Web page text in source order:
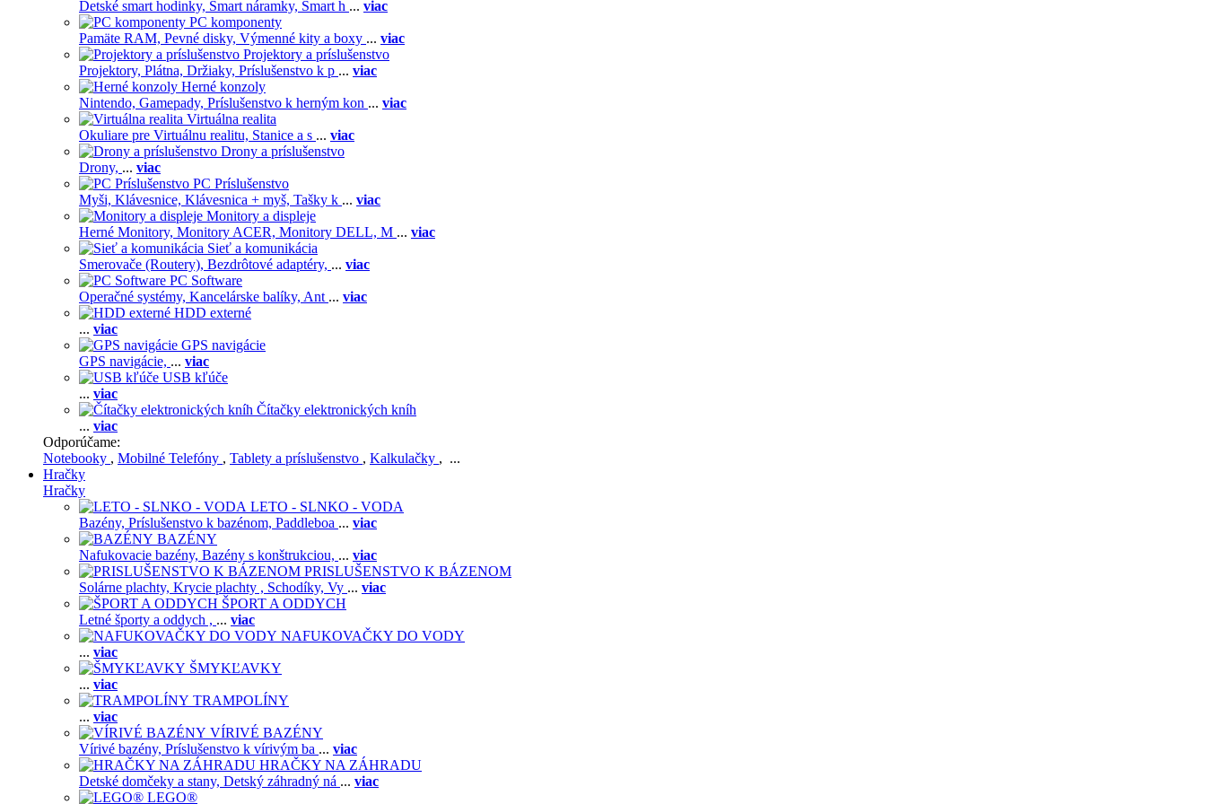
Detské smart hodinky, Smart náramky, Smart h ... viac
PC komponenty
Pamäte RAM, Pevné disky, Výmenné kity a boxy ... viac
Projektory a príslušenstvo
Projektory, Plátna, Držiaky, Príslušenstvo k p ... viac
Herné konzoly
Nintendo, Gamepady, Príslušenstvo k herným kon ... viac
Virtuálna realita
Okuliare pre Virtuálnu realitu, Stanice a s ... viac
Drony a príslušenstvo
Drony, ... viac
PC Príslušenstvo
Myši, Klávesnice, Klávesnica + myš, Tašky k ... viac
Monitory a displeje
Herné Monitory, Monitory ACER, Monitory DELL, M ... viac
Sieť a komunikácia
Smerovače (Routery), Bezdrôtové adaptéry, ... viac
PC Software
Operačné systémy, Kancelárske balíky, Ant ... viac
HDD externé
... viac
GPS navigácie
GPS navigácie, ... viac
USB kľúče
... viac
Čítačky elektronických kníh
... viac
Odporúčame:
Notebooky , Mobilné Telefóny , Tablety a príslušenstvo , Kalkulačky , ...
Hračky
Hračky
LETO - SLNKO - VODA
Bazény, Príslušenstvo k bazénom, Paddleboa ... viac
BAZÉNY
Nafukovacie bazény, Bazény s konštrukciou, ... viac
PRISLUŠENSTVO K BÁZENOM
Solárne plachty, Krycie plachty , Schodíky, Vy ... viac
ŠPORT A ODDYCH
Letné športy a oddych , ... viac
NAFUKOVAČKY DO VODY
... viac
ŠMYKĽAVKY
... viac
TRAMPOLÍNY
... viac
VÍRIVÉ BAZÉNY
Vírivé bazény, Príslušenstvo k vírivým ba ... viac
HRAČKY NA ZÁHRADU
Detské domčeky a stany, Detský záhradný ná ... viac
LEGO®